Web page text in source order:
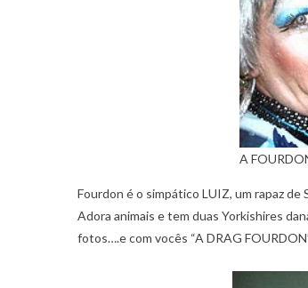
A
Fourdon é o simpático LUIZ, um rapaz
Adora animais e tem duas Yorkishires
fotos….e com vocês “A DRAG